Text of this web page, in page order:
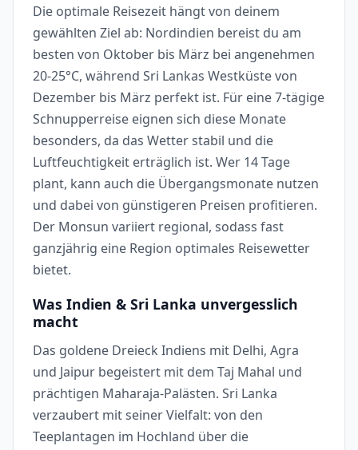
Die optimale Reisezeit hängt von deinem
gewählten Ziel ab: Nordindien bereist du am
besten von Oktober bis März bei angenehmen
20-25°C, während Sri Lankas Westküste von
Dezember bis März perfekt ist. Für eine 7-tägige
Schnupperreise eignen sich diese Monate
besonders, da das Wetter stabil und die
Luftfeuchtigkeit erträglich ist. Wer 14 Tage
plant, kann auch die Übergangsmonate nutzen
und dabei von günstigeren Preisen profitieren.
Der Monsun variiert regional, sodass fast
ganzjährig eine Region optimales Reisewetter
bietet.
Was Indien & Sri Lanka unvergesslich
macht
Das goldene Dreieck Indiens mit Delhi, Agra
und Jaipur begeistert mit dem Taj Mahal und
prächtigen Maharaja-Palästen. Sri Lanka
verzaubert mit seiner Vielfalt: von den
Teeplantagen im Hochland über die